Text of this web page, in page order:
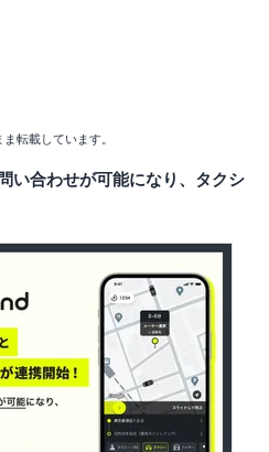
転載しています。
い合わせが可能になり、タクシ